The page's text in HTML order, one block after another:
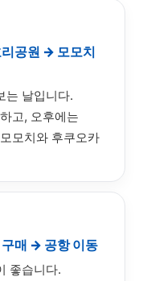
공원 → 모모치
는 날입니다.
고, 오후에는
모치와 후쿠오카
매 → 공항 이동
좋습니다.